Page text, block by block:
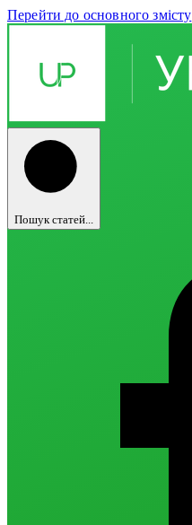
Перейти до основного змісту
Пошук статей...